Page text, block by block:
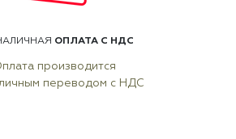
ОПЛАТА С НДС
производится
переводом с НДС